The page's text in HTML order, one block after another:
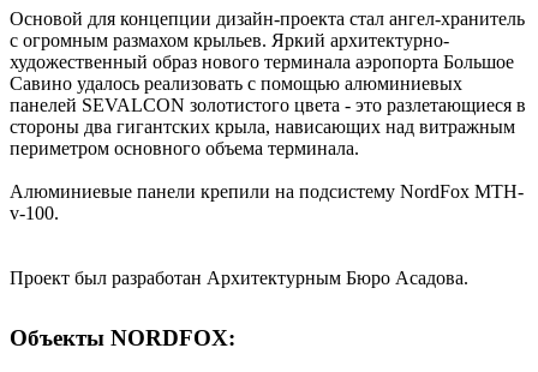
Основой для концепции дизайн-проекта стал ангел-хранитель
с огромным размахом крыльев. Яркий архитектурно-
художественный образ нового терминала аэропорта Большое
Савино удалось реализовать с помощью алюминиевых
панелей SEVALCON золотистого цвета - это разлетающиеся в
стороны два гигантских крыла, нависающих над витражным
периметром основного объема терминала.
Алюминиевые панели крепили на подсистему NordFox MTH-
v-100.
Проект был разработан Архитектурным Бюро Асадова.
Объекты NORDFOX: